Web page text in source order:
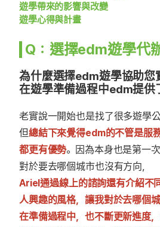
遊學帶來的影響與改變
遊學心得與計畫
Q：選擇edm遊學代
為什麼選擇edm遊學協助您
在遊學準備過程中edm提供
老實說一開始也是找了很多遊學
但總結下來覺得edm的不管是服務
都更有優勢。因為本身也是第一次
對於要去哪個城市也沒有方向，
Ariel通過線上的諮詢還有介紹不
人興趣的風格，讓我對於去哪個城
在準備過程中，也不斷更新進度